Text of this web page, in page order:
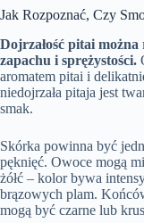
Jak Rozpoznać, Czy
Dojrzałość pitai
zapachu i sprężystości.
aromatem pitai i
niedojrzała pitaja jest
smak.
Skórka powinna być
pęknięć. Owoce mogą
żółć – kolor bywa
brązowych plam.
mogą być czarne lub